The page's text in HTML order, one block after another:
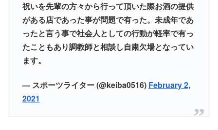
祝いを先輩の方々から行って頂いた際お酒の提供
がある店であった事が問題で有った。未成年であ
ったと言う事で社会人としての行動が軽率で有っ
たこともあり調教師と相談し自粛欠場となってい
ます。
— スポーツライター (@keiba0516) February 2,
2021